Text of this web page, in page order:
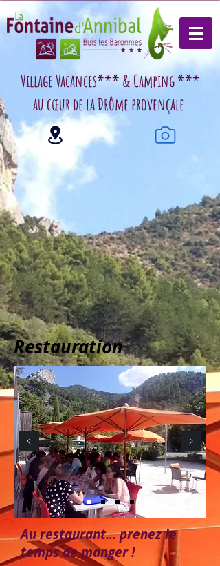
Village Vacances*** & Camping ***
au cœur de la Drôme provençale
Restauration
Au restaurant... prenez le
temps de manger !